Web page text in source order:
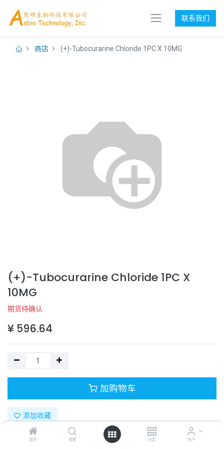
首页 搜索 分类 账户
联系我们
商店 (+)-Tubocurarine Chloride 1PC X 10MG
(+)-Tubocurarine Chloride 1PC X
10MG
期货待确认
¥ 596.64
加购物车
添加收藏